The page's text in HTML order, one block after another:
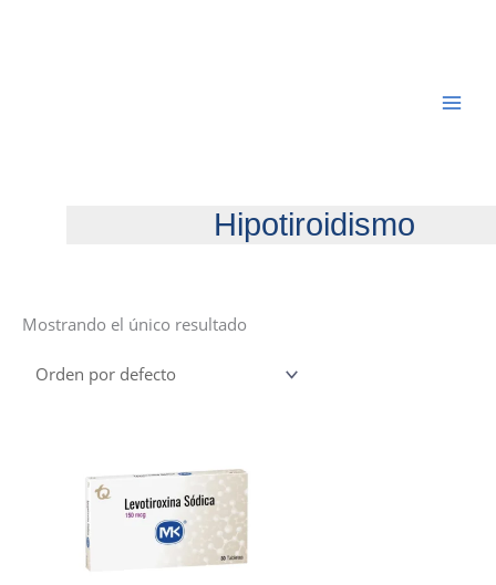
Hipotiroidismo
Mostrando el único resultado